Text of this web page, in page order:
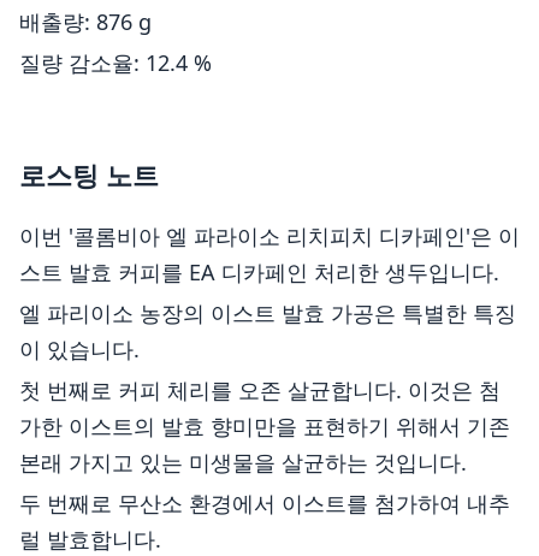
배출량: 876 g
질량 감소율: 12.4 %
로스팅 노트
이번 '콜롬비아 엘 파라이소 리치피치 디카페인'은 이
스트 발효 커피를 EA 디카페인 처리한 생두입니다.
엘 파리이소 농장의 이스트 발효 가공은 특별한 특징
이 있습니다.
첫 번째로 커피 체리를 오존 살균합니다. 이것은 첨
가한 이스트의 발효 향미만을 표현하기 위해서 기존
본래 가지고 있는 미생물을 살균하는 것입니다.
두 번째로 무산소 환경에서 이스트를 첨가하여 내추
럴 발효합니다.